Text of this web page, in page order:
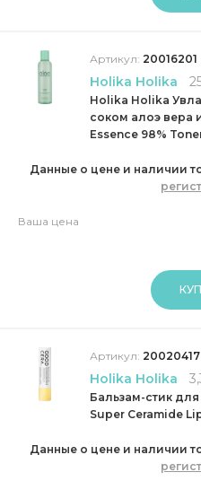
Артикул: 20016201
Holika Holika
Holika Holika
соком алоэ вера
Essence 98%
Данные о цене и наличии
Ваша цена
Артикул: 20020417
Holika Holika
Бальзам-стик
Super Ceramide
Данные о цене и наличии